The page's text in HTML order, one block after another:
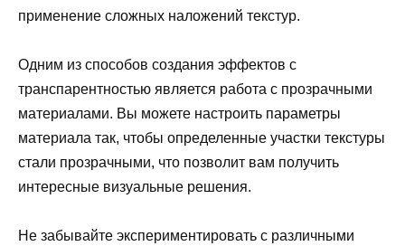
применение сложных наложений текстур.
Одним из способов создания эффектов с
транспарентностью является работа с прозрачными
материалами. Вы можете настроить параметры
материала так, чтобы определенные участки текстуры
стали прозрачными, что позволит вам получить
интересные визуальные решения.
Не забывайте экспериментировать с различными